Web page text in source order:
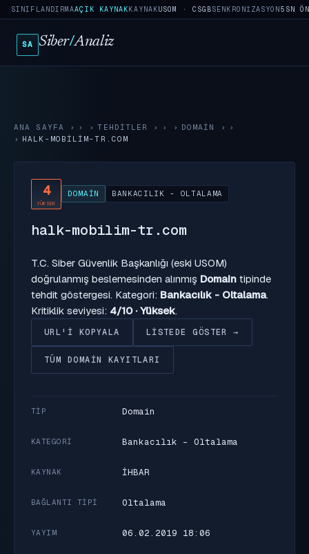
SINIFLANDIRMAAÇIK KAYNAKKAYNAKUSOM · CSGBSENKRONIZASYON5SN
SA Siber/Analiz
ANA SAYFA › TEHDITLER › DOMAIN
›
HALK-MOBILIM-TR.COM
4
YÜKSEK
DOMAIN BANKACILIK - OLTALAMA
halk-mobilim-tr.com
T.C. Siber Güvenlik Başkanlığı (eski USOM)
doğrulanmış beslemesinden alınmış Domain tipinde
tehdit göstergesi. Kategori: Bankacılık - Oltalama.
Kritiklik seviyesi: 4/10 · Yüksek.
URL'I KOPYALA LISTEDE GÖSTER →
TÜM DOMAIN KAYITLARI
TIP Domain
KATEGORI Bankacılık - Oltalama
KAYNAK İHBAR
BAĞLANTI TIPI Oltalama
YAYIM 06.02.2019 18:06